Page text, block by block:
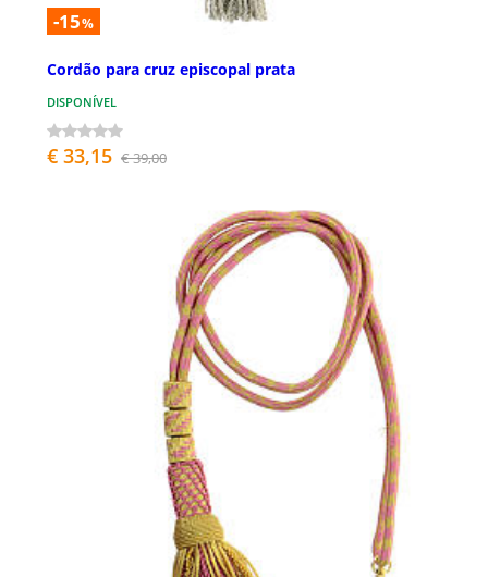
-15%
Cordão para cruz episcopal prata
DISPONÍVEL
€ 33,15 € 39,00